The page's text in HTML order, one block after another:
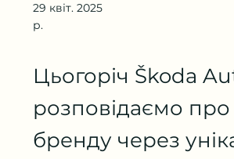
29 квіт. 2025
р.
Цьогоріч Škoda
розповідаємо про
бренду через